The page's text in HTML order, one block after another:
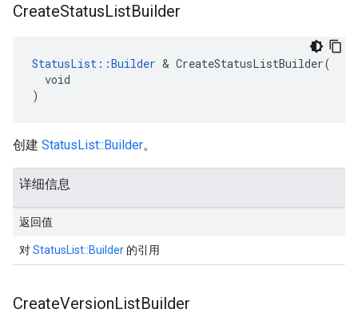
CreateStatusListBuilder
StatusList::Builder & CreateStatusListBuilder(
  void
)
创建 StatusList::Builder。
详细信息
返回值
对StatusList::Builder 的引用
CreateVersionListBuilder